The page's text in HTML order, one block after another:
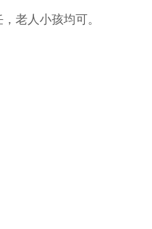
老人小孩均可。